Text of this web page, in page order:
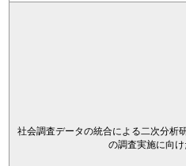
社会調査データの統合による二次分析
の調査実施に向